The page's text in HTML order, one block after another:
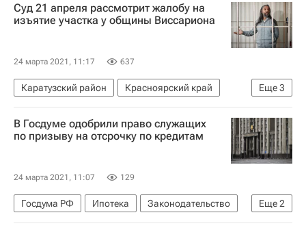
Суд 21 апреля рассмотрит жалобу на
изъятие участка у общины Виссариона
24 марта 2021, 11:17 637
Еще3
Каратузский район
Красноярский край
Новосибирск
Красноярский краевой суд
Земельные участки
В Госдуме одобрили право служащих
по призыву на отсрочку по кредитам
24 марта 2021, 11:07 129
Еще2
Госдума РФ Ипотека
Законодательство
Кредиты
Военные